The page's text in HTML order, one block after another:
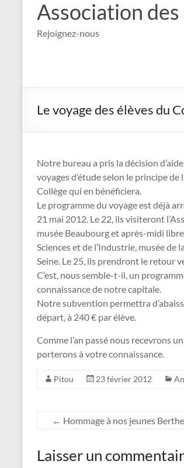
Association
Rejoignez-nous
Le voyage des élèves du
Notre bureau a pris la décision
voyages d’étude selon le principe de
Collège qui en bénéficiera.
Le programme du voyage est déjà
21 mai 2012. Le 22, ils visiteront
musée Beaubourg et après-midi
Sciences et de l’Industrie, musée
Seine. Le 25, ils prendront le retour
C’est, nous semble-t-il, un
connaissance de notre capitale.
Notre subvention permettra
départ, à 240 € par élève.
Comme l’an passé nous recevrons
porterons à votre connaissance.
Pitou 23 février 2012
← Hommage à nos jeunes
Laisser un